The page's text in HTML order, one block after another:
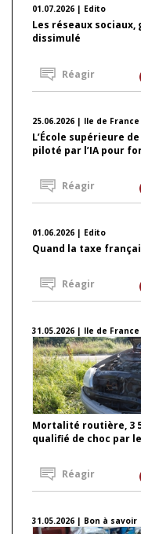
01.07.2026 | Edito
Les réseaux
dissimulé
Réagir
25.06.2026 | Ile de France
L’École supérieure
piloté par l’IA pour
Réagir
01.06.2026 | Edito
Quand la taxe
Réagir
31.05.2026 | Ile de France
Mortalité routière, 3
qualifié de choc par
Réagir
31.05.2026 | Bon à savoir